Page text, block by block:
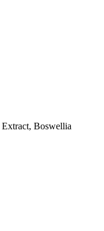
Boswellia